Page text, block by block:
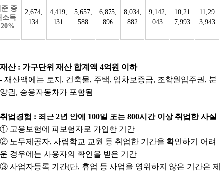
준 중
소득
2,674,
134
4,419,
131
5,657,
588
6,875,
896
8,034,
882
9,142,
043
10,21
7,993
11,29
3,943
재산 : 가구단위 재산 합계액 4억원 이하
- 재산액에는 토지, 건축물, 주택, 임차보증금, 조합원입주권, 분
양권, 승용자동차가 포함됨
취업경험 : 최근 2년 안에 100일 또는 800시간 이상 취업한 사실
① 고용보험에 피보험자로 가입한 기간
② 노무제공자, 사립학교 교원 등 취업한 기간을 확인하기 어려
운 경우에는 사용자의 확인을 받은 기간
③ 사업자등록 기간(단, 휴업 등 사업을 영위하지 않은 기간은 제